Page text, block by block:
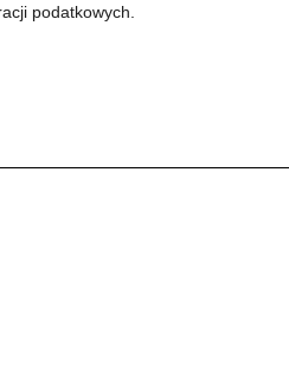
podatkowych.